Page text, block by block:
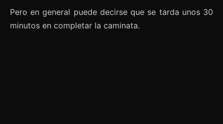
Pero en general puede decirse que se tarda unos 30
minutos en completar la caminata.